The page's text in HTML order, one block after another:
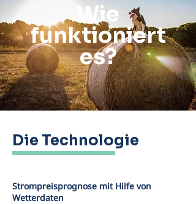
Wie
funktioniert
es?
Die Technologie
Strompreisprognose mit Hilfe von
Wetterdaten